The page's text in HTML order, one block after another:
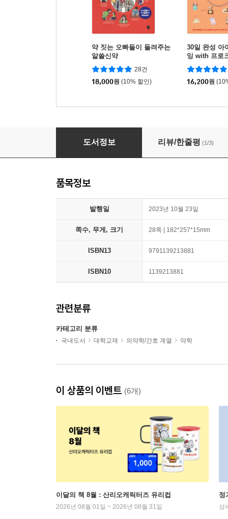
약 짓는 오빠들이 들려주는
알쓸신약
28건
18,000원 (10% 할인)
30일 완성 아
잉 with 프로
16,200원
약국전산·실무 실전편
도서정보 리뷰/한줄평 (1/3)
품목정보
발행일 2023년 10월 23일
쪽수, 무게, 크기 28쪽 | 182*257*15mm
ISBN13 9791139213881
ISBN10 1139213881
관련분류
카테고리 분류
국내도서 대학교재 의약학/간호 계열 약학
이 상품의 이벤트 (6개)
이달의 책 8월 : 산리오캐릭터즈 유리컵
2026년 08월 01일 ~ 2026년 08월 31일
정
상